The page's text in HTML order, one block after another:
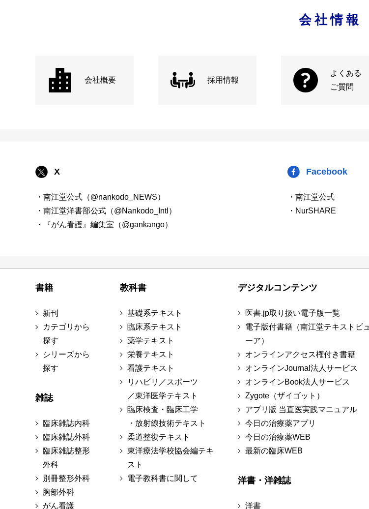
会社情報
会社概要 採用情報
よくある
ご質問
X
・南江堂公式（@nankodo_NEWS）
・南江堂洋書部公式（@Nankodo_Intl）
・『がん看護』編集室（@gankango）
Facebook
・南江堂公式
・NurSHARE
書籍
新刊
カテゴリから
探す
シリーズから
探す
雑誌
臨床雑誌内科
臨床雑誌外科
臨床雑誌整形
外科
別冊整形外科
胸部外科
がん看護
教科書
基礎系テキスト
臨床系テキスト
薬学テキスト
栄養テキスト
看護テキスト
リハビリ／スポーツ
／東洋医学テキスト
臨床検査・臨床工学
・放射線技術テキスト
柔道整復テキスト
東洋療法学校協会編テキ
スト
電子教科書に関して
デジタルコンテンツ
医書.jp取り扱い電子版一覧
電子版付書籍（南江堂テキストビュ
ーア）
オンラインアクセス権付き書籍
オンラインJournal法人サービス
オンラインBook法人サービス
Zygote（ザイゴット）
アプリ版 当直医実践マニュアル
今日の治療薬アプリ
今日の治療薬WEB
最新の臨床WEB
洋書・洋雑誌
洋書